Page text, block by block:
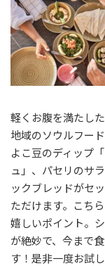
軽くお腹を満たし
地域のソウルフー
よこ豆のディップ
ュ」、パセリのサ
ックブレッドがセ
ただけます。こち
嬉しいポイント。
が絶妙で、今まで
す！是非一度お試